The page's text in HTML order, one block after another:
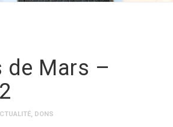
de Mars –
, DONS